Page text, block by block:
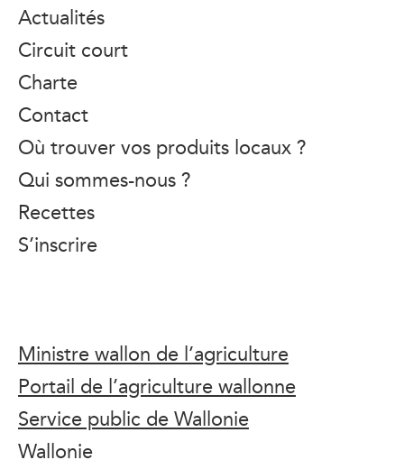
Actualités
Circuit court
Charte
Contact
Où trouver vos produits locaux ?
Qui sommes-nous ?
Recettes
S’inscrire
Ministre wallon de l’agriculture
Portail de l’agriculture wallonne
Service public de Wallonie
Wallonie